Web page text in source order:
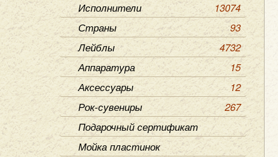
Исполнители
13074
Страны
93
Лейблы
4732
Аппаратура
15
Аксессуары
12
Рок-сувениры
267
Подарочный сертификат
Мойка пластинок